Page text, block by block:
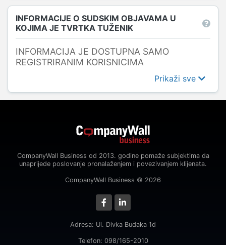
INFORMACIJE O SUDSKIM OBJAVAMA U
KOJIMA JE TVRTKA TUŽENIK
INFORMACIJA JE DOSTUPNA SAMO
REGISTRIRANIM KORISNICIMA
Prikaži sve
CompanyWall Business od 2013. godine pomaže subjektima da
unaprijede poslovanje pronalaženjem i povezivanjem klijenata.
CompanyWall Business © 2026
Adresa: Ul. Divka Budaka 1d
Telefon: 098/165-2010